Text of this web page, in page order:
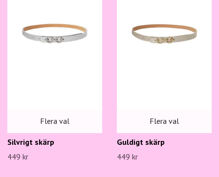
Flera val
Silvrigt skärp
449 kr
Flera val
Guldigt skärp
449 kr